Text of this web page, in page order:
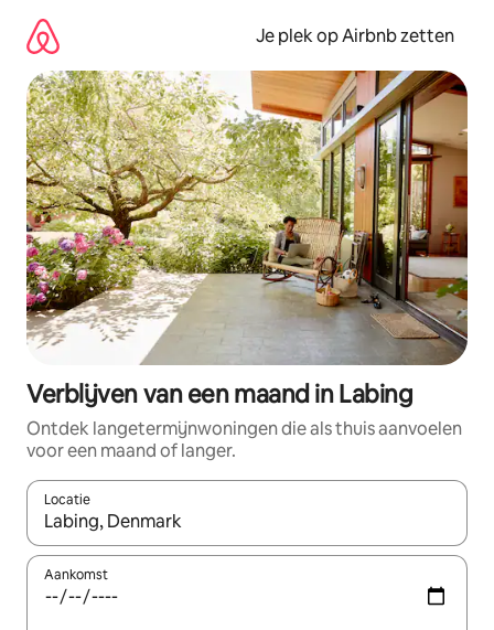
direct
naar
inhoud
Je plek op Airbnb zetten
Verblijven van een maand in Labing
Ontdek langetermijnwoningen die als thuis aanvoelen
voor een maand of langer.
Locatie
Wanneer er resultaten beschikbaar zijn, maak je een keuze
Aankomst